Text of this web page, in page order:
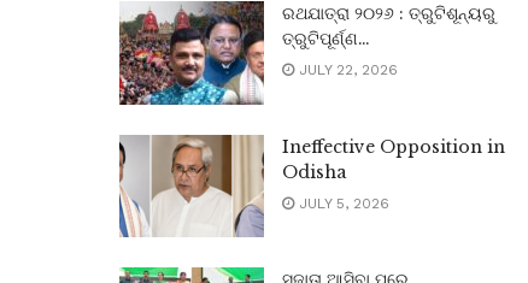
ରଥଯାତ୍ରା ୨୦୨୬ : ତ୍ରୁଟିଶୂନ୍ୟରୁ
ତ୍ରୁଟିପୂର୍ଣ୍ଣ…
JULY 22, 2026
Ineffective Opposition in
Odisha
JULY 5, 2026